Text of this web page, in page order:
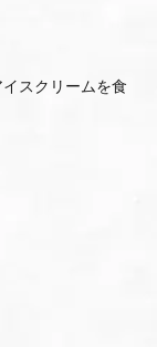
スクリームを食